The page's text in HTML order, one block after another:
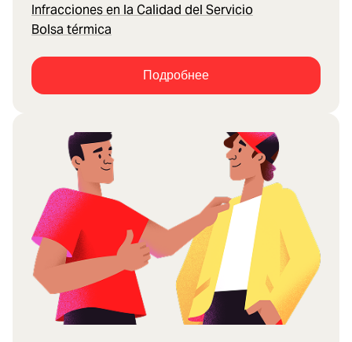
Infracciones en la Calidad del Servicio
Bolsa térmica
Подробнее